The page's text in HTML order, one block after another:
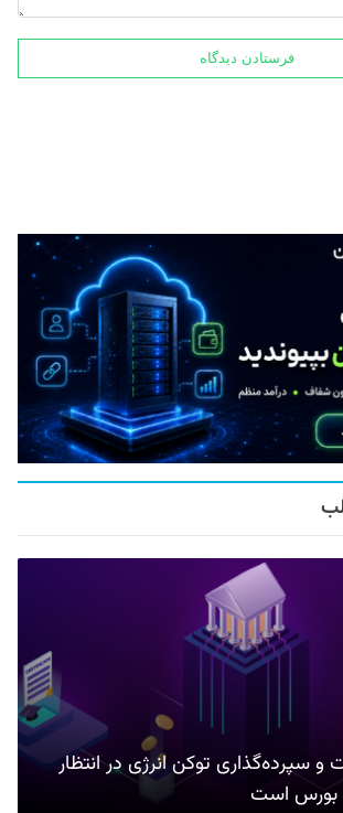
و سپرده‌گذاری توکن انرژی در انتظار
بورس است